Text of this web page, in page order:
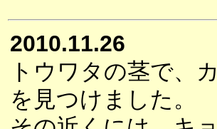
2010.11.26
トウワタの茎で、
を見つけました。